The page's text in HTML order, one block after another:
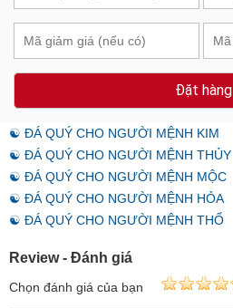
Đặt hàng
☯ ĐÁ QUÝ CHO NGƯỜI MỆNH KIM
☯ ĐÁ QUÝ CHO NGƯỜI MỆNH THỦY
☯ ĐÁ QUÝ CHO NGƯỜI MỆNH MỘC
☯ ĐÁ QUÝ CHO NGƯỜI MỆNH HỎA
☯ ĐÁ QUÝ CHO NGƯỜI MỆNH THỔ
Review - Đánh giá
Chọn đánh giá của bạn